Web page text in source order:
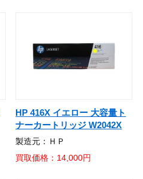
HP 416X イエロー 大容量ト
ナーカートリッジ W2042X
製造元：ＨＰ
買取価格：14,000円